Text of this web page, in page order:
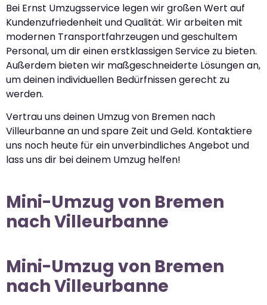
Bei Ernst Umzugsservice legen wir großen Wert auf
Kundenzufriedenheit und Qualität. Wir arbeiten mit
modernen Transportfahrzeugen und geschultem
Personal, um dir einen erstklassigen Service zu bieten.
Außerdem bieten wir maßgeschneiderte Lösungen an,
um deinen individuellen Bedürfnissen gerecht zu
werden.
Vertrau uns deinen Umzug von Bremen nach
Villeurbanne an und spare Zeit und Geld. Kontaktiere
uns noch heute für ein unverbindliches Angebot und
lass uns dir bei deinem Umzug helfen!
Mini-Umzug von Bremen
nach Villeurbanne
Mini-Umzug von Bremen
nach Villeurbanne